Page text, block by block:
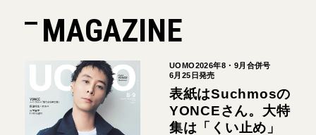
MAGAZINE
UOMO2026年8・9月合併号
6月25日発売
表紙はSuchmosの
YONCEさん。大特
集は「くい止め」